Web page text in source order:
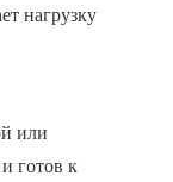
нагрузку
или
готов к